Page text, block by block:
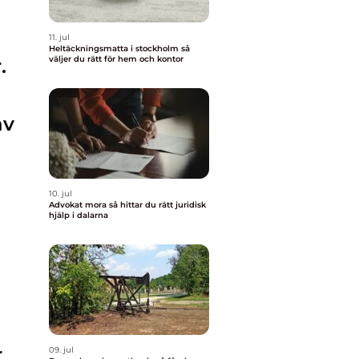
11. jul
Heltäckningsmatta i stockholm så
väljer du rätt för hem och kontor
10. jul
Advokat mora så hittar du rätt juridisk
hjälp i dalarna
09. jul